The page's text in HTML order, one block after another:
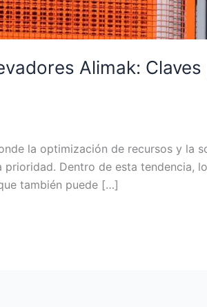
Alimak:
la optimización de recursos y la
Dentro de esta tendencia,
también puede […]